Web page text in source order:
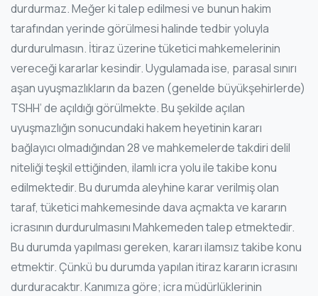
durdurmaz. Meğer ki talep edilmesi ve bunun hakim
tarafından yerinde görülmesi halinde tedbir yoluyla
durdurulmasın. İtiraz üzerine tüketici mahkemelerinin
vereceği kararlar kesindir. Uygulamada ise, parasal sınırı
aşan uyuşmazlıkların da bazen (genelde büyükşehirlerde)
TSHH’ de açıldığı görülmekte. Bu şekilde açılan
uyuşmazlığın sonucundaki hakem heyetinin kararı
bağlayıcı olmadığından 28 ve mahkemelerde takdiri delil
niteliği teşkil ettiğinden, ilamlı icra yolu ile takibe konu
edilmektedir. Bu durumda aleyhine karar verilmiş olan
taraf, tüketici mahkemesinde dava açmakta ve kararın
icrasının durdurulmasını Mahkemeden talep etmektedir.
Bu durumda yapılması gereken, kararı ilamsız takibe konu
etmektir. Çünkü bu durumda yapılan itiraz kararın icrasını
durduracaktır. Kanımıza göre; icra müdürlüklerinin